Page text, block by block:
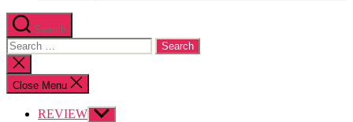
Search
Search
for:
Close
search
Close Menu
REVIEW Show